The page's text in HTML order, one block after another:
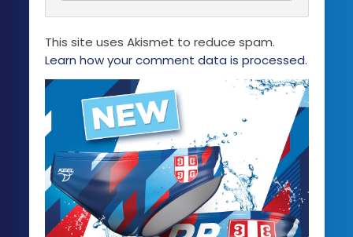
This site uses Akismet to reduce spam.
Learn how your comment data is processed.